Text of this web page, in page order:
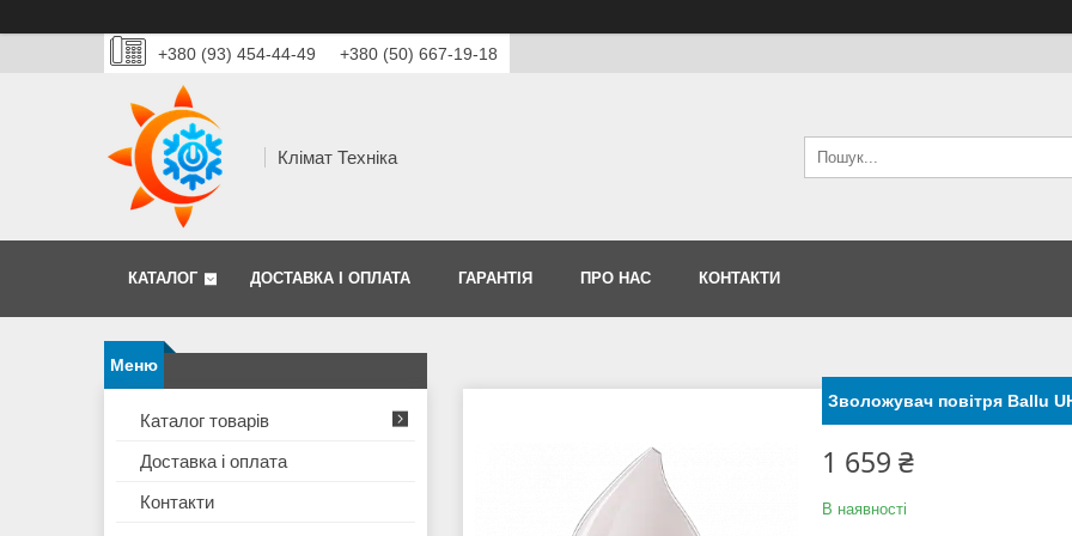
+380 (93) 454-44-49 +380 (50) 667-19-18
Клімат Техніка
КАТАЛОГ ДОСТАВКА І ОПЛАТА ГАРАНТІЯ ПРО НАС КОНТАКТИ
Зволожувач повітря Ballu
1 659 ₴
В наявності
Каталог товарів
Доставка і оплата
Контакти